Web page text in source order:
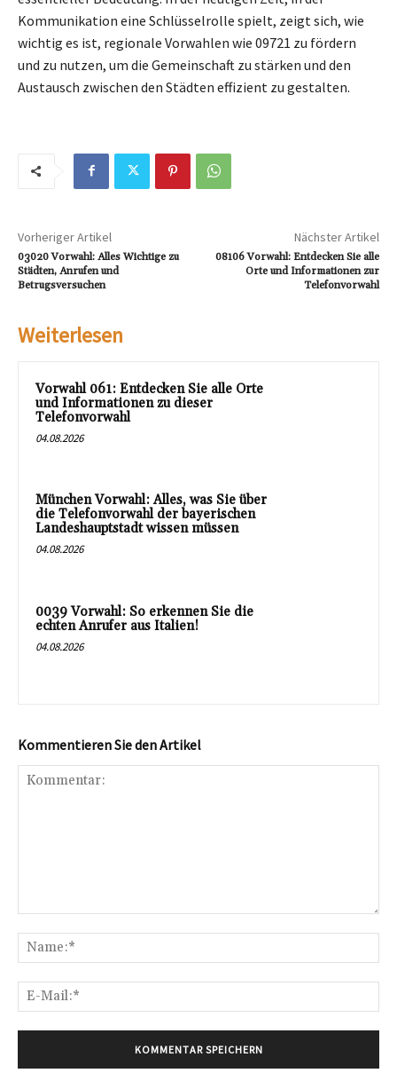
Kommunikation eine Schlüsselrolle spielt, zeigt sich, wie
wichtig es ist, regionale Vorwahlen wie 09721 zu fördern
und zu nutzen, um die Gemeinschaft zu stärken und den
Austausch zwischen den Städten effizient zu gestalten.
Vorheriger Artikel
03020 Vorwahl: Alles Wichtige zu
Städten, Anrufen und
Betrugsversuchen
Nächster Artikel
08106 Vorwahl: Entdecken Sie alle
Orte und Informationen zur
Telefonvorwahl
Weiterlesen
Vorwahl 061: Entdecken Sie alle Orte
und Informationen zu dieser
Telefonvorwahl
04.08.2026
München Vorwahl: Alles, was Sie über
die Telefonvorwahl der bayerischen
Landeshauptstadt wissen müssen
04.08.2026
0039 Vorwahl: So erkennen Sie die
echten Anrufer aus Italien!
04.08.2026
Kommentieren Sie den Artikel